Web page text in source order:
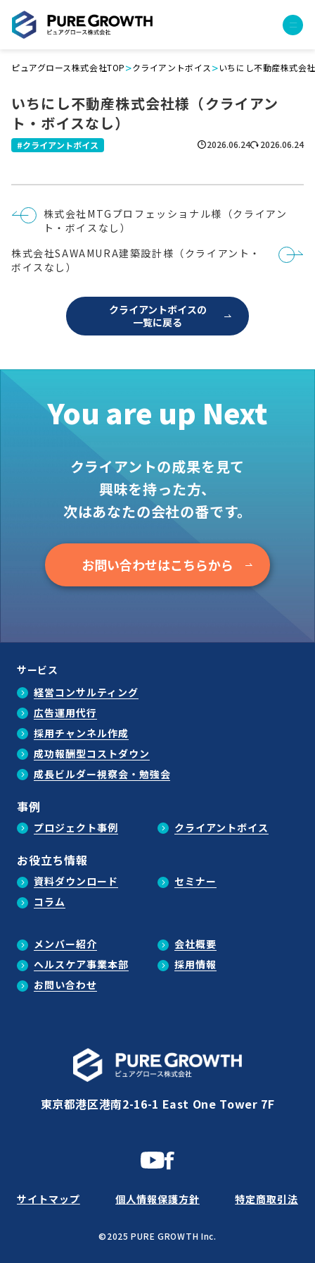
経営コンサルティング
PGハウス（住宅フランチャイズ）
広告運用代行
成功報酬型コストダウン
土地・顧客管理システム
事例
クライアントボイス
お役立ち情報
セミナー
メンバー紹介
お問い合わせ
資料ダウンロード
PGハウスについて
ピュアグロース株式会社TOP>クライアントボイス >いちにし不動産株式会
いちにし不動産株式会社様（クライアン
ト・ボイスなし）
2026.06.24 2026.06.24
クライアントボイス
投
稿
ビ
ゲ
ー
株式会社MTGプロフェッショナル様（クライアン
ト・ボイスなし）
株式会社SAWAMURA建築設計様（クライアント・
ボイスなし）
クライアントボイスの
一覧に戻る
You are up Next
クライアントの成果を見て
興味を持った方、
次はあなたの会社の番です。
お問い合わせはこちらから
サービス
経営コンサルティング
広告運用代行
採用チャンネル作成
成功報酬型コストダウン
成長ビルダー視察会・勉強会
事例
プロジェクト事例 クライアントボイス
お役立ち情報
資料ダウンロード
セミナー
コラム
メンバー紹介
会社概要
ヘルスケア事業本部
採用情報
お問い合わせ
東京都港区港南2-16-1 East One Tower 7F
©2025 PURE GROWTH Inc.
サイトマップ 個人情報保護方針 特定商取引法